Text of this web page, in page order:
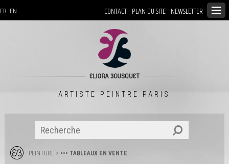
CONTACT PLAN DU SITE NEWSLETTER
FR EN
ARTISTE PEINTRE PARIS
PEINTURE> ••• TABLEAUX EN VENTE